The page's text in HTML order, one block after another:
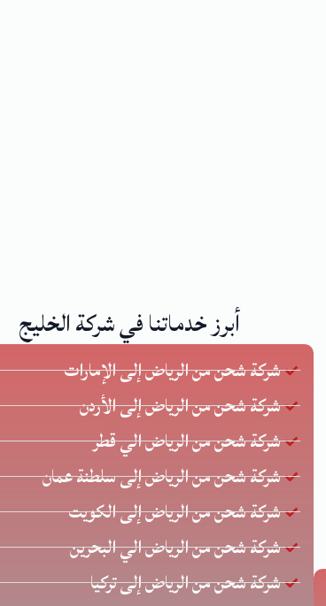
أبرز خدماتنا في شركة الخليج
شركة شحن من الرياض إلى الإمارات
شركة شحن من الرياض إلى الأردن
شركة شحن من الرياض الي قطر
شركة شحن من الرياض إلى سلطنة عمان
شركة شحن من الرياض إلى الكويت
شركة شحن من الرياض الي البحرين
شركة شحن من الرياض إلى تركيا